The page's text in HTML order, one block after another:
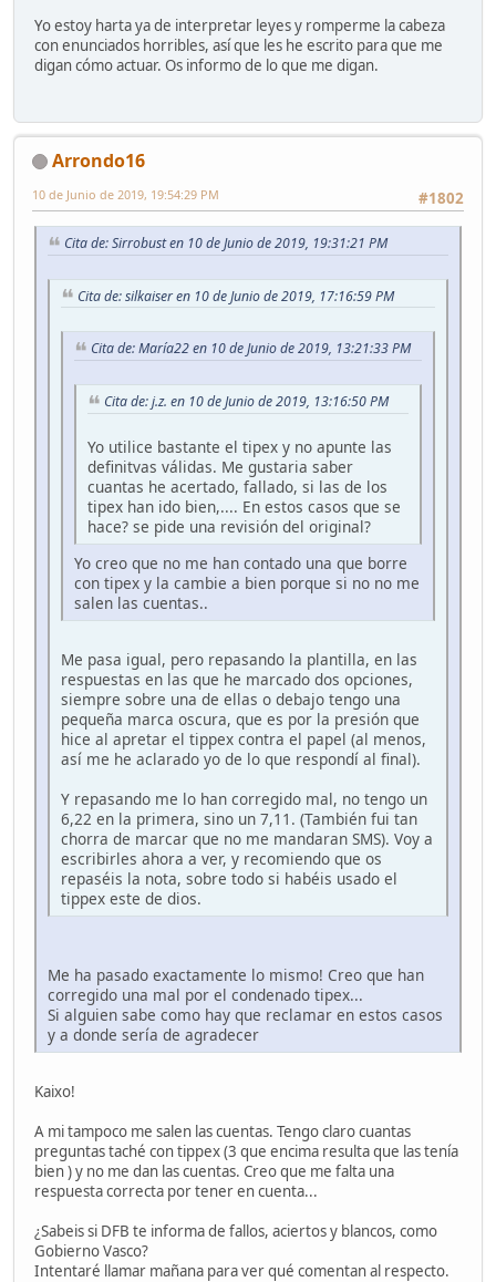
Yo estoy harta ya de interpretar leyes y romperme la cabeza
con enunciados horribles, así que les he escrito para que me
digan cómo actuar. Os informo de lo que me digan.
Arrondo16
#1802
10 de Junio de 2019, 19:54:29 PM
Cita de: Sirrobust en 10 de Junio de 2019, 19:31:21 PM
Cita de: silkaiser en 10 de Junio de 2019, 17:16:59 PM
Cita de: María22 en 10 de Junio de 2019, 13:21:33 PM
Cita de: j.z. en 10 de Junio de 2019, 13:16:50 PM
Yo utilice bastante el tipex y no apunte las
definitvas válidas. Me gustaria saber
cuantas he acertado, fallado, si las de los
tipex han ido bien,.... En estos casos que se
hace? se pide una revisión del original?
Yo creo que no me han contado una que borre
con tipex y la cambie a bien porque si no no me
salen las cuentas..
Me pasa igual, pero repasando la plantilla, en las
respuestas en las que he marcado dos opciones,
siempre sobre una de ellas o debajo tengo una
pequeña marca oscura, que es por la presión que
hice al apretar el tippex contra el papel (al menos,
así me he aclarado yo de lo que respondí al final).
Y repasando me lo han corregido mal, no tengo un
6,22 en la primera, sino un 7,11. (También fui tan
chorra de marcar que no me mandaran SMS). Voy a
escribirles ahora a ver, y recomiendo que os
repaséis la nota, sobre todo si habéis usado el
tippex este de dios.
Me ha pasado exactamente lo mismo! Creo que han
corregido una mal por el condenado tipex...
Si alguien sabe como hay que reclamar en estos casos
y a donde sería de agradecer
Kaixo!
A mi tampoco me salen las cuentas. Tengo claro cuantas
preguntas taché con tippex (3 que encima resulta que las tenía
bien ) y no me dan las cuentas. Creo que me falta una
respuesta correcta por tener en cuenta...
¿Sabeis si DFB te informa de fallos, aciertos y blancos, como
Gobierno Vasco?
Intentaré llamar mañana para ver qué comentan al respecto.